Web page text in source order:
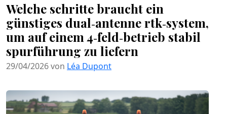
Welche schritte braucht ein
günstiges dual‑antenne rtk‑system,
um auf einem 4‑feld‑betrieb stabil
spurführung zu liefern
29/04/2026 von Léa Dupont